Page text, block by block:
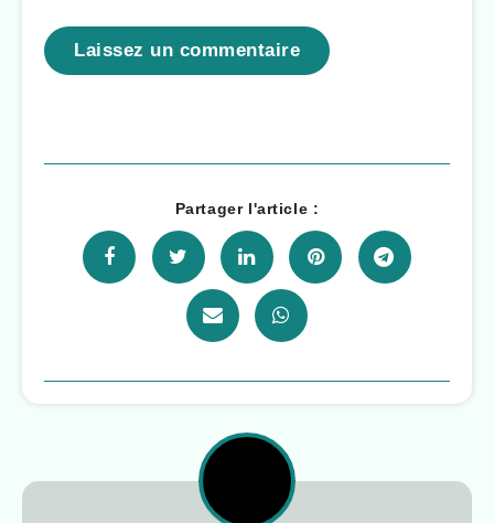
Laissez un commentaire
Partager l'article :